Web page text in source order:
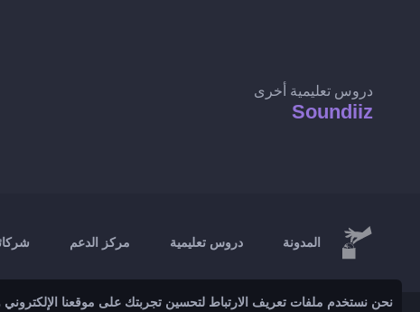
دروس تعليمية أخرى
Soundiiz
المدونة دروس تعليمية مركز الدعم
نحن نستخدم ملفات تعريف الارتباط لتحسين تجربتك على موقعنا الإلكتروني